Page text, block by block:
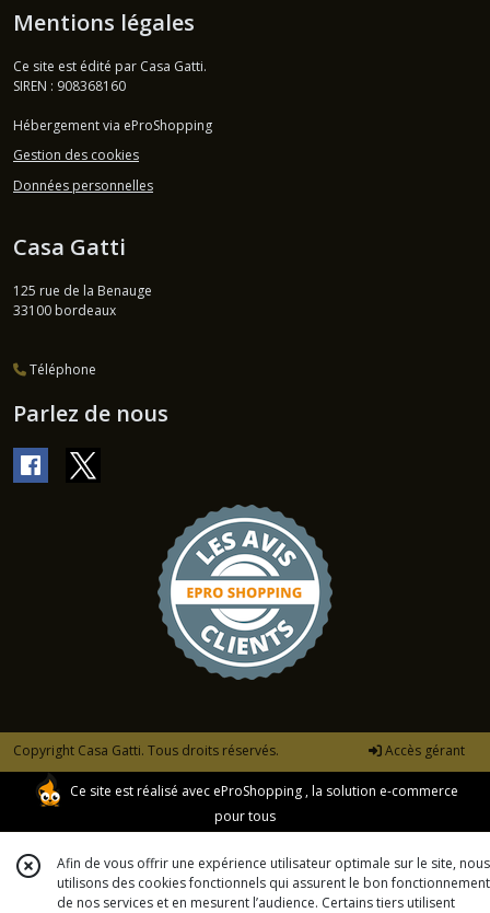
Mentions légales
Ce site est édité par Casa Gatti.
SIREN : 908368160
Hébergement via eProShopping
Gestion des cookies
Données personnelles
Casa Gatti
125 rue de la Benauge
33100 bordeaux
Téléphone
Parlez de nous
Copyright Casa Gatti. Tous droits réservés. Accès gérant
Ce site est réalisé avec eProShopping, la solution e-commerce
pour tous
Afin de vous offrir une expérience utilisateur optimale sur le site, nous
utilisons des cookies fonctionnels qui assurent le bon fonctionnement
de nos services et en mesurent l’audience. Certains tiers utilisent